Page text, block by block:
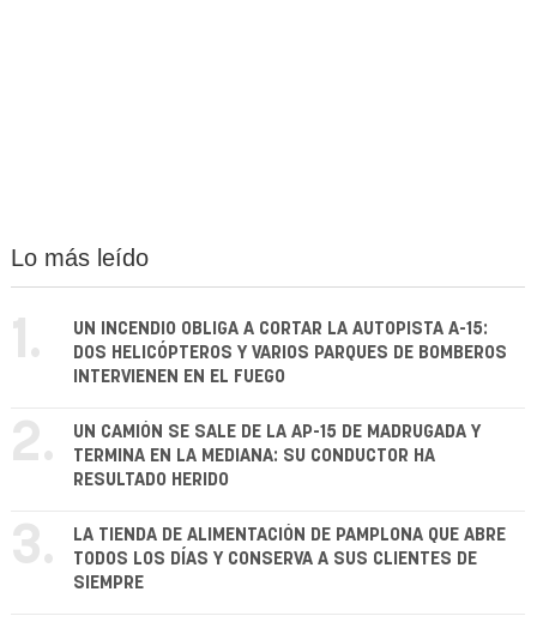
Lo más leído
1.
UN INCENDIO OBLIGA A CORTAR LA AUTOPISTA A-15:
DOS HELICÓPTEROS Y VARIOS PARQUES DE BOMBEROS
INTERVIENEN EN EL FUEGO
2.
UN CAMIÓN SE SALE DE LA AP-15 DE MADRUGADA Y
TERMINA EN LA MEDIANA: SU CONDUCTOR HA
RESULTADO HERIDO
3.
LA TIENDA DE ALIMENTACIÓN DE PAMPLONA QUE ABRE
TODOS LOS DÍAS Y CONSERVA A SUS CLIENTES DE
SIEMPRE